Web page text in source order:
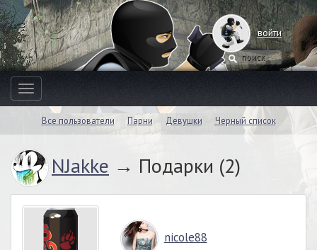
войти
Toggle
navigation
Все пользователи Парни Девушки Черный список
NJakke → Подарки (2)
nicole88